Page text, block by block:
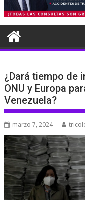
¿Dará tiempo de
ONU y Europa
Venezuela?
marzo 7, 2024